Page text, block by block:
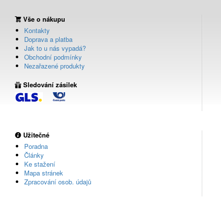
Vše o nákupu
Kontakty
Doprava a platba
Jak to u nás vypadá?
Obchodní podmínky
Nezařazené produkty
Sledování zásilek
Užitečné
Poradna
Články
Ke stažení
Mapa stránek
Zpracování osob. údajů